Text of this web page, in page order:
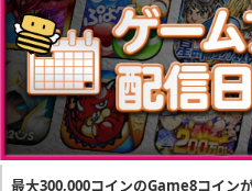
最大300,000コインのGame8コイン